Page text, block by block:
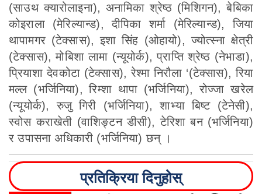
(साउथ क्यारोलाइना), अनामिका श्रेष्ठ (मिशिगन), बेबिका
कोइराला (मेरिल्यान्ड), दीपिका शर्मा (मेरिल्यान्ड), जिया
थापामगर (टेक्सास), इशा सिंह (ओहायो), ज्योत्स्ना क्षेत्री
(टेक्सास), मोबिशा लामा (न्यूयोर्क), प्राप्ति श्रेष्ठ (नेभाडा),
प्रियाशा देवकोटा (टेक्सास), रेश्मा निरौला ‘(टेक्सास), रिया
मल्ल (भर्जिनिया), रिम्शा थापा (भर्जिनिया), रोज्जा खरेल
(न्यूयोर्क), रुजु गिरी (भर्जिनिया), शाभ्या बिष्ट (टेनेसी),
स्वोस कराखेती (वाशिङ्टन डीसी), टेरिशा बन (भर्जिनिया)
र उपासना अधिकारी (भर्जिनिया) छन् ।
प्रतिक्रिया दिनुहोस्